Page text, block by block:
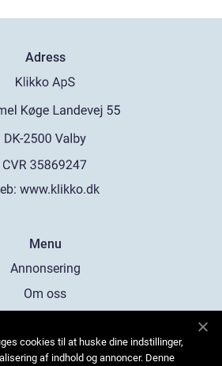
Adress
www.klikko.dk
Menu
Annonsering
Om oss
Kontakta oss
cookies til at huske dine indstillinger,
af indhold og annoncer. Denne